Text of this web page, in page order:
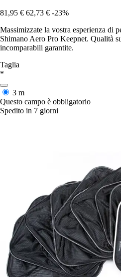
81,95 € 62,73 € -23%
Massimizzate la vostra esperienza di
Shimano Aero Pro Keepnet. Qualità
incomparabili garantite.
Taglia
*
3 m
Questo campo è obbligatorio
Spedito in 7 giorni